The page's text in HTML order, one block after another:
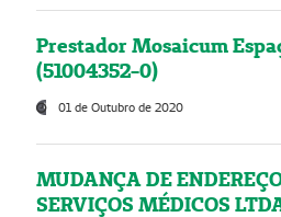
Prestador Mosaicum
(51004352-0)
01 de Outubro de 2020
MUDANÇA DE
SERVIÇOS MÉDICOS